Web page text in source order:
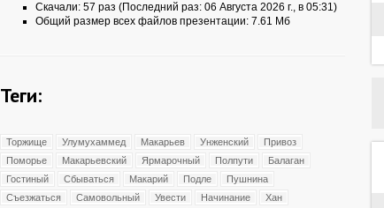
Скачали: 57 раз (Последний раз: 06 Августа 2026 г., в 05:31)
Общий размер всех файлов презентации: 7.61 Мб
Теги:
Торжище Улумухаммед Макарьев Унженский
Привоз
Поморье
Макарьевский Ярмарочный Полпути
Балаган
Гостиный
Сбываться Макарий Подле
Пушнина
Съезжаться
Самовольный Увести Начинание
Хан